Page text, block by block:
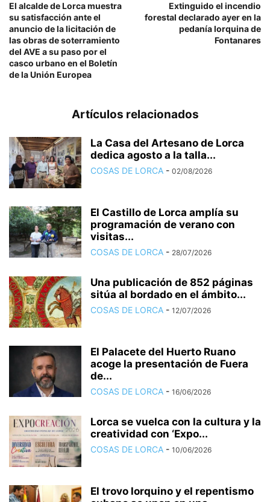
El alcalde de Lorca muestra
su satisfacción ante el
anuncio de la licitación de
las obras de soterramiento
del AVE a su paso por el
casco urbano en el Boletín
de la Unión Europea
Extinguido el incendio
forestal declarado ayer en la
pedanía lorquina de
Fontanares
Artículos relacionados
La Casa del Artesano de Lorca
dedica agosto a la talla...
COSAS DE LORCA - 02/08/2026
El Castillo de Lorca amplía su
programación de verano con
visitas...
COSAS DE LORCA - 28/07/2026
Una publicación de 852 páginas
sitúa al bordado en el ámbito...
COSAS DE LORCA - 12/07/2026
El Palacete del Huerto Ruano
acoge la presentación de Fuera
de...
COSAS DE LORCA - 16/06/2026
Lorca se vuelca con la cultura y la
creatividad con ‘Expo...
COSAS DE LORCA - 10/06/2026
El trovo lorquino y el repentismo